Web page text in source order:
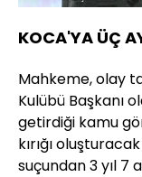
KOCA'YA ÜÇ
Mahkeme, olay
Kulübü Başkanı
getirdiği kamu
kırığı
suçundan 3 yıl 7